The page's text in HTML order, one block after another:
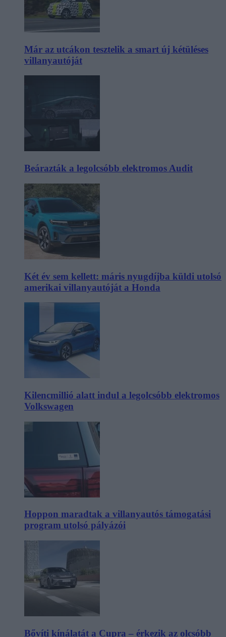
Már az utcákon tesztelik a smart új kétüléses
villanyautóját
Beárazták a legolcsóbb elektromos Audit
Két év sem kellett: máris nyugdíjba küldi utolsó
amerikai villanyautóját a Honda
Kilencmillió alatt indul a legolcsóbb elektromos
Volkswagen
Hoppon maradtak a villanyautós támogatási
program utolsó pályázói
Bővíti kínálatát a Cupra – érkezik az olcsóbb